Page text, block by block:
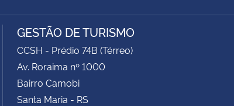
GESTÃO DE TURISMO
CCSH - Prédio 74B (Térreo)
Av. Roraima nº 1000
Bairro Camobi
Santa Maria - RS